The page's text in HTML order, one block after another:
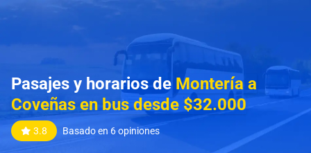
Pasajes y horarios de Montería a
Coveñas en bus desde $32.000
3.8 Basado en 6 opiniones